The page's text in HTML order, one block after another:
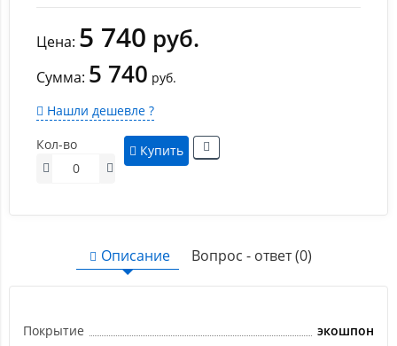
Цена: 5 740 руб.
Сумма: 5 740 руб.
Нашли дешевле ?
Кол-во
Купить
Описание Вопрос - ответ (0)
Покрытие экошпон